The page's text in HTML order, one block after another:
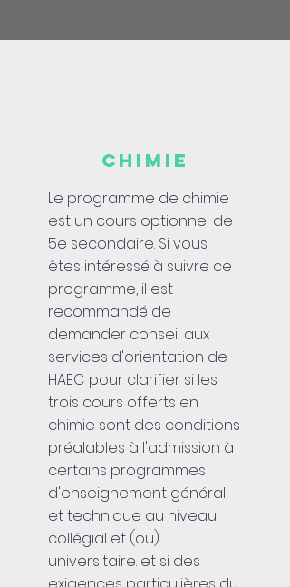
CHIMIE
Le programme de chimie
est un cours optionnel de
5e secondaire. Si vous
êtes intéressé à suivre ce
programme, il est
recommandé de
demander conseil aux
services d'orientation de
HAEC pour clarifier si les
trois cours offerts en
chimie sont des conditions
préalables à l'admission à
certains programmes
d'enseignement général
et technique au niveau
collégial et (ou)
universitaire. et si des